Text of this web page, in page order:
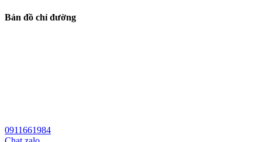
Bản đồ chỉ đường
0911661984